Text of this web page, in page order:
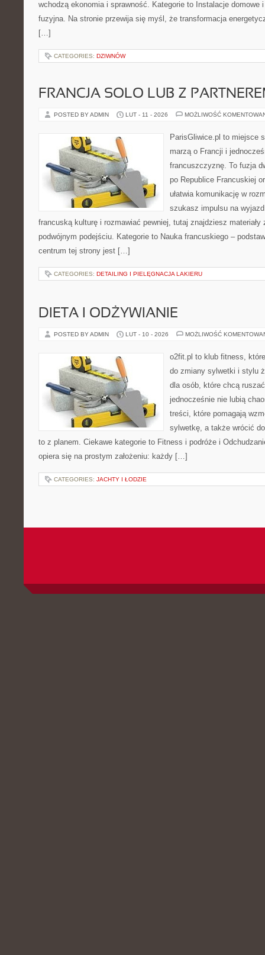
wchodzą ekonomia i sprawność. Kategorie to Instalacje domowe i
fuzyjna. Na stronie przewija się myśl, że transformacja
[…]
CATEGORIES: DZIWNÓW
FRANCJA SOLO LUB Z
POSTED BY ADMIN LUT - 11 - 2026 MOŻLIWOŚĆ
ParisGliwice.pl to miejsce
marzą o Francji i
francuszczyznę. To fuzja
po Republice Francuskiej
ułatwia komunikację w
szukasz impulsu na
francuską kulturę i rozmawiać pewniej, tutaj znajdziesz materiały
podwójnym podejściu. Kategorie to Nauka francuskiego –
centrum tej strony jest […]
CATEGORIES: DETAILING I PIELĘGNACJA LAKIERU
DIETA I ODŻYWIANIE
POSTED BY ADMIN LUT - 10 - 2026 MOŻLIWOŚĆ
o2fit.pl to klub fitness,
do zmiany sylwetki i stylu
dla osób, które chcą
jednocześnie nie lubią
treści, które pomagają
sylwetkę, a także wrócić
to z planem. Ciekawe kategorie to Fitness i podróże i
opiera się na prostym założeniu: każdy […]
CATEGORIES: JACHTY I ŁODZIE